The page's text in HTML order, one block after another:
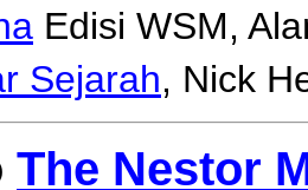
Edisi WSM,
Sejarah, Nick
The Nestor